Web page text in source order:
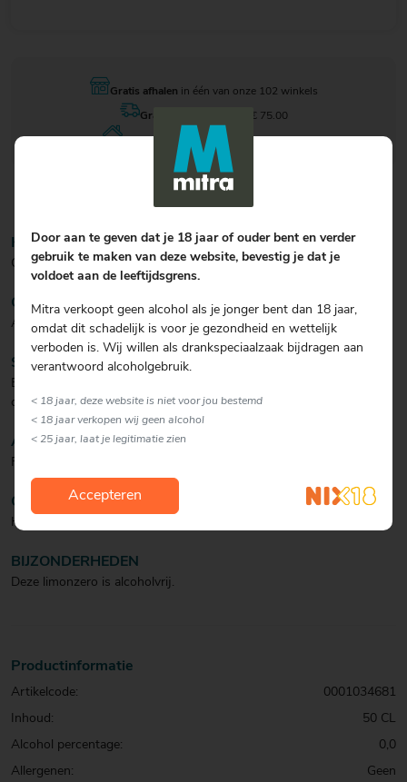
Gratis afhalen in één van onze 102 winkels
Gratis bezorgen vanaf € 75.00
Vandaag besteld , 11 augustus in huis
KLEUR/ZICHT
Geel.
GEUR
Aroma van citroen.
SMAAK
Een zuiver limonzero met de pure smaak van vers geperst
citroensap.
AFDRONK
Fris en krachtig.
COCKTAIL
Heerlijk na het diner.
BIJZONDERHEDEN
Deze limonzero is alcoholvrij.
Productinformatie
Artikelcode:
0001034681
Inhoud:
50 CL
Alcohol percentage:
0,0
Allergenen:
Geen
Door aan te geven dat je 18 jaar of ouder bent en verder
gebruik te maken van deze website, bevestig je dat je
voldoet aan de leeftijdsgrens.
Mitra verkoopt geen alcohol als je jonger bent dan 18 jaar,
omdat dit schadelijk is voor je gezondheid en wettelijk
verboden is. Wij willen als drankspeciaalzaak bijdragen aan
verantwoord alcoholgebruik.
< 18 jaar, deze website is niet voor jou bestemd
< 18 jaar verkopen wij geen alcohol
< 25 jaar, laat je legitimatie zien
Accepteren